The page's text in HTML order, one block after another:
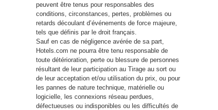
peuvent être tenus pour responsables des
conditions, circonstances, pertes, problèmes ou
retards découlant d’événements de force majeure,
tels que définis par le droit français.
Sauf en cas de négligence avérée de sa part,
Hotels.com ne pourra être tenu responsable de
toute détérioration, perte ou blessure de personnes
résultant de leur participation au Tirage au sort ou
de leur acceptation et/ou utilisation du prix, ou pour
les pannes de nature technique, matérielle ou
logicielle, les connexions réseau perdues,
défectueuses ou indisponibles ou les difficultés de